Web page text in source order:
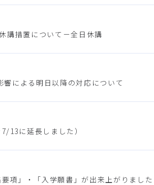
講措置について－全日休講
響による明日以降の対応について
13に延長しました）
項」・「入学願書」が出来上がりました